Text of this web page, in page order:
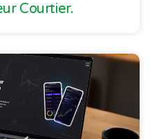
Courtier.